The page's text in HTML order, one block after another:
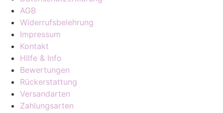
AGB
Widerrufsbelehrung
Impressum
Kontakt
HIlfe & Info
Bewertungen
Rückerstattung
Versandarten
Zahlungsarten